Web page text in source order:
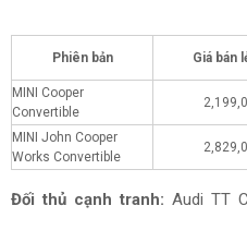
Phiên bản Giá bán
MINI Cooper
Convertible
MINI John Cooper
Works Convertible
Đối thủ cạnh tranh: Audi TT